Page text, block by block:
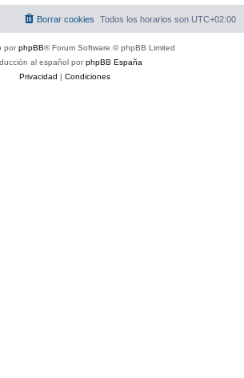
Todos los horarios son UTC+02:00
Borrar cookies
porphpBB® Forum Software © phpBB Limited
al español porphpBB España
Privacidad | Condiciones